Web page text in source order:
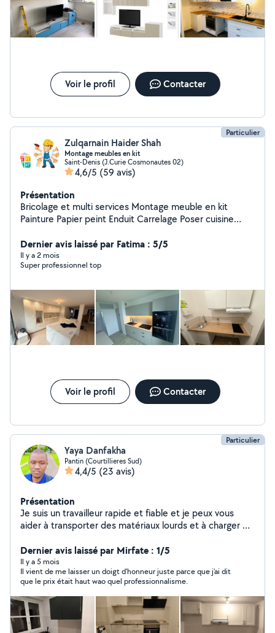
Voir le profil Contacter
Particulier
Zulqarnain Haider Shah
Montage meubles en kit
Saint-Denis (J.Curie Cosmonautes 02)
4,6/5 (59 avis)
Présentation
Bricolage et multi services Montage meuble en kit
Painture Papier peint Enduit Carrelage Poser cuisine
Dernier avis laissé par Fatima : 5/5
Il y a 2 mois
Super professionnel top
Voir le profil Contacter
Particulier
Yaya Danfakha
Pantin (Courtillieres Sud)
4,4/5 (23 avis)
Présentation
Je suis un travailleur rapide et fiable et je peux vous
aider à transporter des matériaux lourds et à charger et
à votre service à tout moment. N'hésitez pas à me
contacter et je répondrai immédiatement à votre
demande. Passe une bonne journée.
Dernier avis laissé par Mirfate : 1/5
Il y a 5 mois
Il vient de me laisser un doigt d’honneur juste parce que j’ai dit
que le prix était haut wao quel professionnalisme.